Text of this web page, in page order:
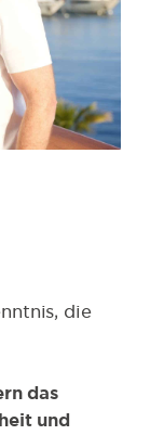
die
das
und